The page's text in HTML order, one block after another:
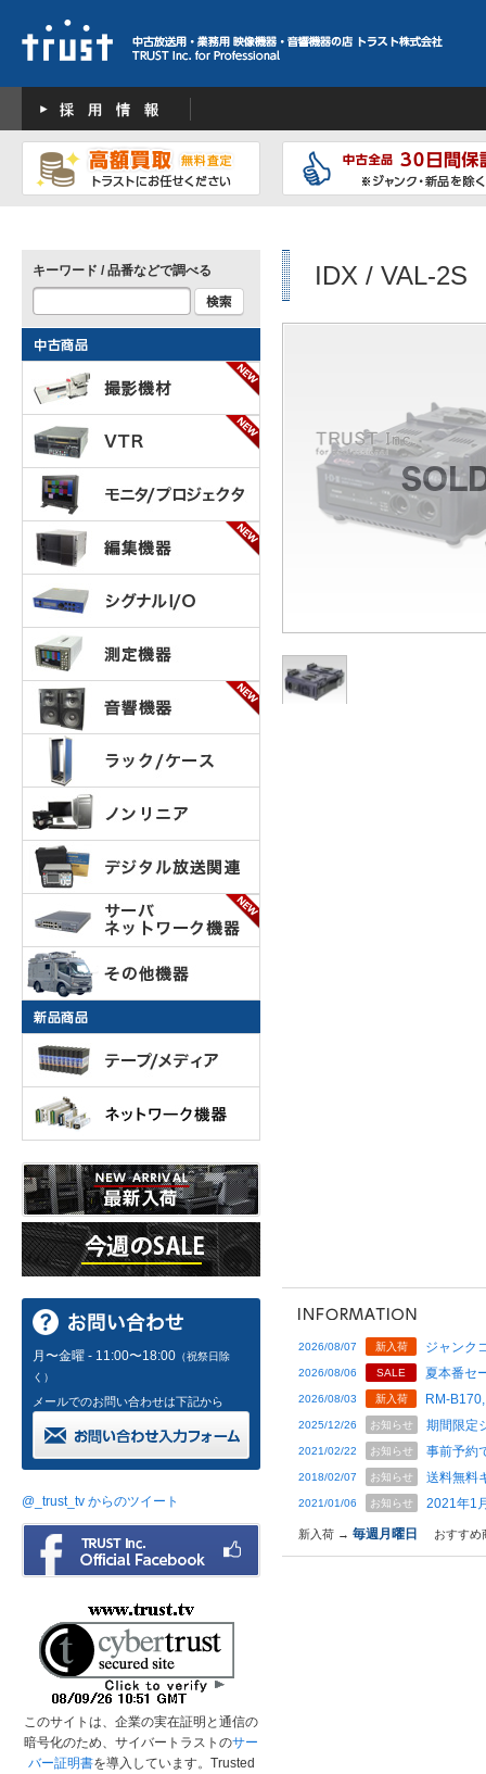
IDX / VAL-2S
2026/08/07 新入荷 ジャンク
2026/08/06 SALE 夏本番セ
2026/08/03 新入荷 RM-
2025/12/26 お知らせ 期間限定
2021/02/22 お知らせ 事前予約
2018/02/07 お知らせ 送料無料
2021/01/06 お知らせ 2021年1
新入荷 → 毎週月曜日 おすす
キーワード / 品番などで調べる
月〜金曜 - 11:00〜18:00 （祝祭日除
く）
メールでのお問い合わせは下記から
@_trust_tv からのツイート
このサイトは、企業の実在証明と通信の
暗号化のため、サイバートラストのサー
バー証明書を導入しています。Trusted